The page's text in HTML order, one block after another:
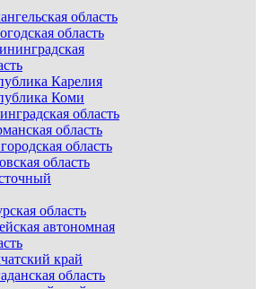
область
область
Карелия
Коми
область
область
область
область
область
автономная
край
область